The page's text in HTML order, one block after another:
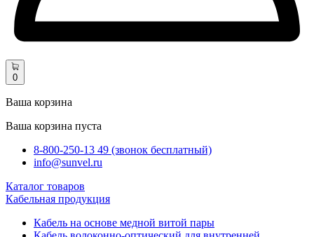
0
Ваша корзина
Ваша корзина пуста
8-800-250-13 49 (звонок бесплатный)
info@sunvel.ru
Каталог товаров
Кабельная продукция
Кабель на основе медной витой пары